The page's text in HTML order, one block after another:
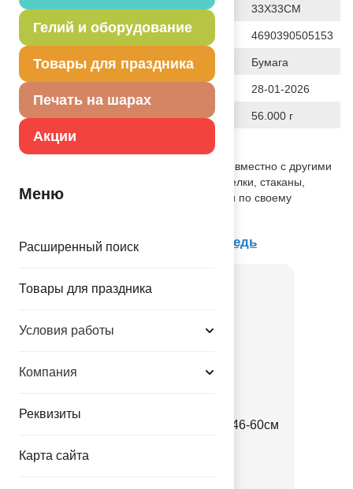
Гелий и оборудование
Товары для праздника
Печать на шарах
Акции
Меню
Расширенный поиск
Товары для праздника
Условия работы
Компания
Реквизиты
Карта сайта
Общие размеры 33X33СМ
Штрих код 4690390505153
Исходный материал Бумага
Дата последнего изменения элемента 28-01-2026
Вес 56.000 г
Описание товара
Двухслойная салфетка, используется совместно с другими
элементами коллекции по дизайну (тарелки, стаканы,
приборы и т.п.) как украшение стола или по своему
Товар из коллекции Маша и Медведь
Спираль Маша и Медведь 46-60см